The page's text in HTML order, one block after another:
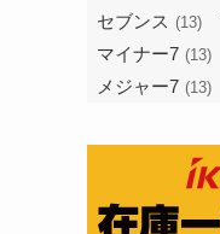
セブンス (13)
マイナー7 (13)
メジャー7 (13)